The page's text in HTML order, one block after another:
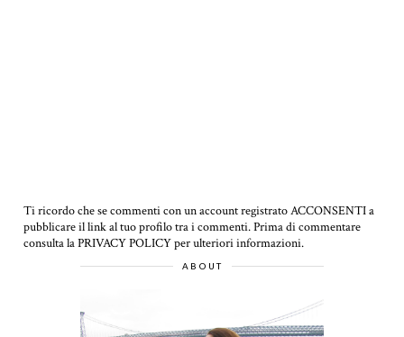
Ti ricordo che se commenti con un account registrato ACCONSENTI a
pubblicare il link al tuo profilo tra i commenti.Prima di commentare
consulta la PRIVACY POLICY per ulteriori informazioni.
ABOUT